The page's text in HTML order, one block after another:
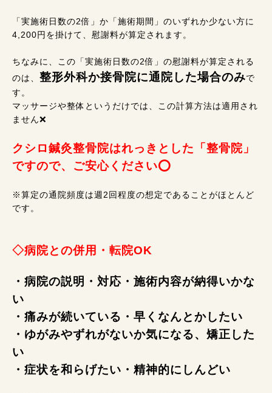
「実施術日数の2倍」か「施術期間」のいずれか少ない方に
4,200円を掛けて、慰謝料が算定されます。
ちなみに、この「実施術日数の2倍」の慰謝料が算定される
のは、 整形外科か接骨院に通院した場合のみで
す。
マッサージや整体というだけでは、この計算方法は適用され
ません❌
クシロ鍼灸整骨院はれっきとした「整骨院」
ですので、ご安心ください⭕
※算定の通院頻度は週2回程度の想定であることがほとんど
です。
◇病院との併用・転院OK
・病院の説明・対応・施術内容が納得いかな
い
・痛みが続いている・早くなんとかしたい
・ゆがみやずれがないか気になる、矯正した
い
・症状を和らげたい・精神的にしんどい